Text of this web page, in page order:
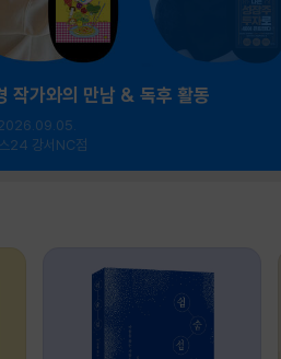
작가와의 만남 & 독후 활동
24 강서NC점